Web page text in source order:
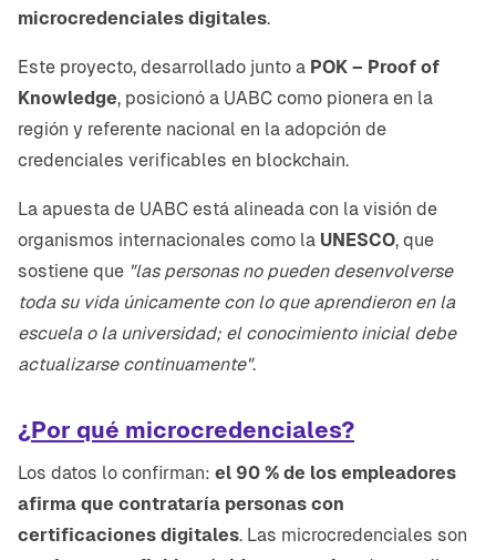
microcredenciales digitales.
Este proyecto, desarrollado junto a POK – Proof of
Knowledge, posicionó a UABC como pionera en la
región y referente nacional en la adopción de
credenciales verificables en blockchain.
La apuesta de UABC está alineada con la visión de
organismos internacionales como la UNESCO, que
sostiene que "las personas no pueden desenvolverse
toda su vida únicamente con lo que aprendieron en la
escuela o la universidad; el conocimiento inicial debe
actualizarse continuamente".
¿Por qué microcredenciales?
Los datos lo confirman: el 90 % de los empleadores
afirma que contrataría personas con
certificaciones digitales. Las microcredenciales son